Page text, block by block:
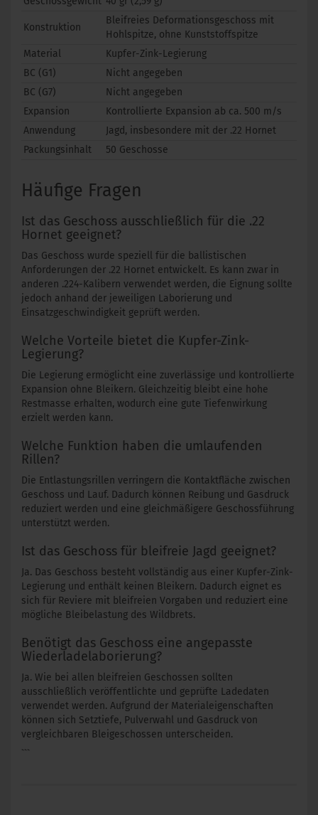
Konstruktion
Bleifreies Deformationsgeschoss mit
Hohlspitze, ohne Kunststoffspitze
Material
Kupfer-Zink-Legierung
BC (G1)
Nicht angegeben
BC (G7)
Nicht angegeben
Expansion
Kontrollierte Expansion ab ca. 500 m/s
Anwendung
Jagd, insbesondere mit der .22 Hornet
Packungsinhalt
50 Geschosse
Häufige Fragen
Ist das Geschoss ausschließlich für die .22
Hornet geeignet?
Das Geschoss wurde speziell für die ballistischen
Anforderungen der .22 Hornet entwickelt. Es kann zwar in
anderen .224-Kalibern verwendet werden, die Eignung sollte
jedoch anhand der jeweiligen Laborierung und
Einsatzgeschwindigkeit geprüft werden.
Welche Vorteile bietet die Kupfer-Zink-
Legierung?
Die Legierung ermöglicht eine zuverlässige und kontrollierte
Expansion ohne Bleikern. Gleichzeitig bleibt eine hohe
Restmasse erhalten, wodurch eine gute Tiefenwirkung
erzielt werden kann.
Welche Funktion haben die umlaufenden
Rillen?
Die Entlastungsrillen verringern die Kontaktfläche zwischen
Geschoss und Lauf. Dadurch können Reibung und Gasdruck
reduziert werden und eine gleichmäßigere Geschossführung
unterstützt werden.
Ist das Geschoss für bleifreie Jagd geeignet?
Ja. Das Geschoss besteht vollständig aus einer Kupfer-Zink-
Legierung und enthält keinen Bleikern. Dadurch eignet es
sich für Reviere mit bleifreien Vorgaben und reduziert eine
mögliche Bleibelastung des Wildbrets.
Benötigt das Geschoss eine angepasste
Wiederladelaborierung?
Ja. Wie bei allen bleifreien Geschossen sollten
ausschließlich veröffentlichte und geprüfte Ladedaten
verwendet werden. Aufgrund der Materialeigenschaften
können sich Setztiefe, Pulverwahl und Gasdruck von
vergleichbaren Bleigeschossen unterscheiden.